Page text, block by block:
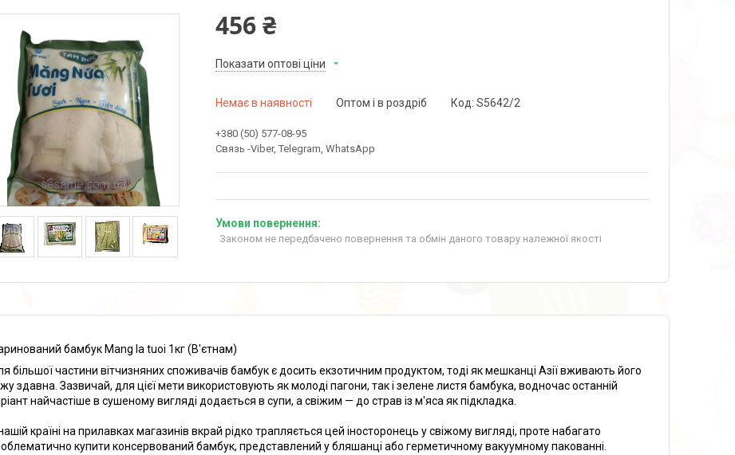
456 ₴
Показати оптові ціни
Немає в наявності Оптом і в роздріб Код: S5642/2
+380 (50) 577-08-95
Связь -Viber, Telegram, WhatsApp
Законом не передбачено повернення та обмін даного товару належної якості
бамбук Mang la tuoi 1кг (В'єтнам)
більшої частини вітчизняних споживачів бамбук є досить екзотичним продуктом, тоді як мешканці Азії вживають його
здавна. Зазвичай, для цієї мети використовують як молоді пагони, так і зелене листя бамбука, водночас останній
найчастіше в сушеному вигляді додається в супи, а свіжим — до страв із м'яса як підкладка.
країні на прилавках магазинів вкрай рідко трапляється цей іносторонець у свіжому вигляді, проте набагато
купити консервований бамбук, представлений у бляшанці або герметичному вакуумному пакованні.